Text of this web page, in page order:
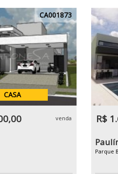
CA001873
CASA
venda R$
Parque